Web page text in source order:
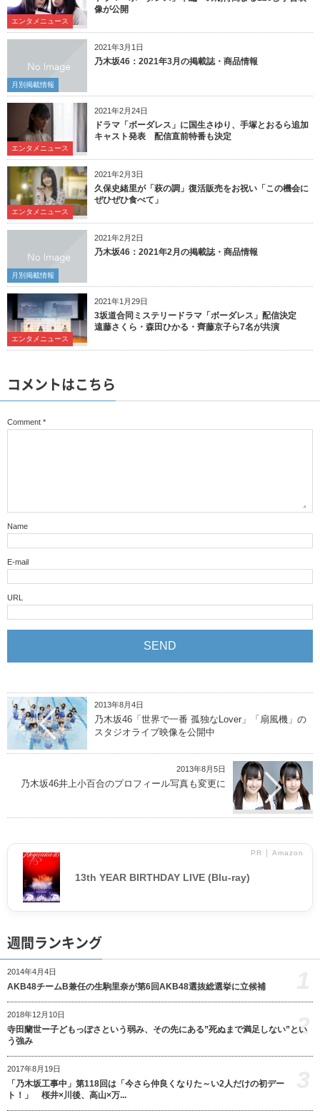
エンタメニュース
像が公開
2021年3月1日
月別掲載情報
乃木坂46：2021年3月の掲載誌・商品情報
2021年2月24日
エンタメニュース
ドラマ「ボーダレス」に国生さゆり、手塚とおるら追加
キャスト発表 配信直前特番も決定
2021年2月3日
エンタメニュース
久保史緒里が「萩の調」復活販売をお祝い「この機会に
ぜひぜひ食べて」
2021年2月2日
月別掲載情報
乃木坂46：2021年2月の掲載誌・商品情報
2021年1月29日
エンタメニュース
3坂道合同ミステリードラマ「ボーダレス」配信決定
遠藤さくら・森田ひかる・齊藤京子ら7名が共演
コメントはこちら
Comment *
Name
E-mail
URL
2013年8月4日
乃木坂46「世界で一番 孤独なLover」「扇風機」の
スタジオライブ映像を公開中
2013年8月5日
乃木坂46井上小百合のプロフィール写真も変更に
PR │ Amazon
13th YEAR BIRTHDAY LIVE (Blu-ray)
週間ランキング
2014年4月4日
AKB48チームB兼任の生駒里奈が第6回AKB48選抜総選挙に立候補
2018年12月10日
寺田蘭世ー子どもっぽさという弱み、その先にある”死ぬまで満足しない”とい
う強み
2
2017年8月19日
「乃木坂工事中」第118回は「今さら仲良くなりた～い2人だけの初デー
ト！」 桜井×川後、高山×万...